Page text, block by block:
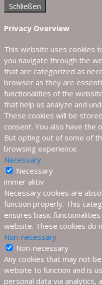
Schließen
Privacy Overview
This website uses cookies
you navigate through the
that are categorized as
browser as they are
functionalities of the
that help us analyze and
These cookies will be
consent. You also have
But opting out of some of
browsing experience.
Necessary
Necessary
immer aktiv
Necessary cookies are
function properly. This
ensures basic
website. These cookies do
Non-necessary
Non-necessary
Any cookies that may not
website to function and is
personal data via